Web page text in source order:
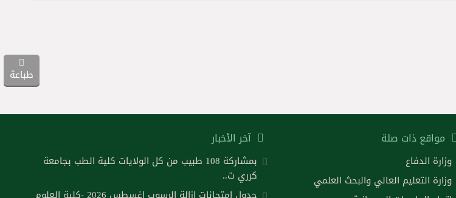
طباعة
مواقع ذات صلة
وزارة الدفاع
وزارة التعليم العالي والبحث العلمي
آخر الأخبار
بمشاركة 108 طبيب من كل الولايات كلية الطب بجامعة
كرري ت..